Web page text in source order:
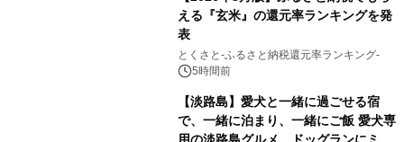
える『玄米』の還元率ランキングを発
表
とくさと-ふるさと納税還元率ランキング-
5時間前
【淡路島】愛犬と一緒に過ごせる宿
で、一緒に泊まり、一緒にご飯 愛犬専